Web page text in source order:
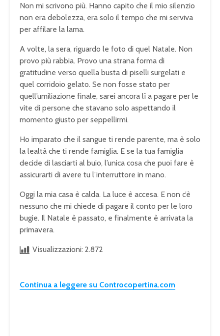
Non mi scrivono più. Hanno capito che il mio silenzio
non era debolezza, era solo il tempo che mi serviva
per affilare la lama.
A volte, la sera, riguardo le foto di quel Natale. Non
provo più rabbia. Provo una strana forma di
gratitudine verso quella busta di piselli surgelati e
quel corridoio gelato. Se non fosse stato per
quell’umiliazione finale, sarei ancora lì a pagare per le
vite di persone che stavano solo aspettando il
momento giusto per seppellirmi.
Ho imparato che il sangue ti rende parente, ma è solo
la lealtà che ti rende famiglia. E se la tua famiglia
decide di lasciarti al buio, l’unica cosa che puoi fare è
assicurarti di avere tu l’interruttore in mano.
Oggi la mia casa è calda. La luce è accesa. E non c’è
nessuno che mi chiede di pagare il conto per le loro
bugie. Il Natale è passato, e finalmente è arrivata la
primavera.
Visualizzazioni: 2.872
Continua a leggere su Controcopertina.com